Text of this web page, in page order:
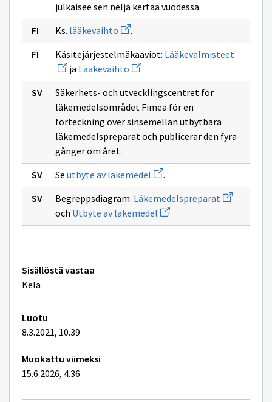
julkaisee sen neljä kertaa vuodessa.
Ks. lääkevaihto Avaa
uuden
ikkunan
sivulle
lääkevaihto
.
Käsitejärjestelmäkaaviot: Lääkevalmisteet
uuden
sivulle
ja Lääkevaihto Avaa
uuden
ikkunan
sivulle
Lääkevaihto
Säkerhets- och utvecklingscentret för
läkemedelsområdet Fimea för en
förteckning över sinsemellan utbytbara
läkemedelspreparat och publicerar den fyra
gånger om året.
Se utbyte av läkemedel Avaa
uuden
ikkunan
sivulle
utbyte
av
.
Begreppsdiagram: Läkemedelspreparat Avaa
uuden
sivulle
och Utbyte av läkemedel Avaa
uuden
ikkunan
Tekniset
lisätiedot
Sisällöstä vastaa
Kela
Luotu
8.3.2021, 10.39
Muokattu viimeksi
15.6.2026, 4.36